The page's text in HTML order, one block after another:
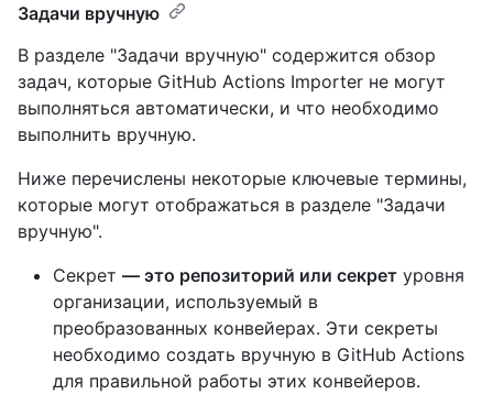
Задачи вручную
В разделе "Задачи вручную" содержится обзор
задач, которые GitHub Actions Importer не могут
выполняться автоматически, и что необходимо
выполнить вручную.
Ниже перечислены некоторые ключевые термины,
которые могут отображаться в разделе "Задачи
вручную".
Секрет — это репозиторий или секрет уровня
организации, используемый в
преобразованных конвейерах. Эти секреты
необходимо создать вручную в GitHub Actions
для правильной работы этих конвейеров.